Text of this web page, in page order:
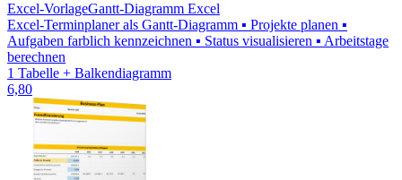
Excel-VorlageGantt-Diagramm Excel
Excel-Terminplaner als Gantt-Diagramm ▪ Projekte planen ▪
Aufgaben farblich kennzeichnen ▪ Status visualisieren ▪ Arbeitstage
berechnen
1 Tabelle + Balkendiagramm
6,80